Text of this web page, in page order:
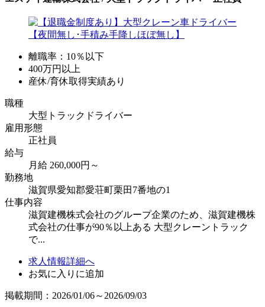
離職率：10％以下
400万円以上
産休/育休取得実績あり
職種
大型トラックドライバー
雇用形態
正社員
給与
月給 260,000円～
勤務地
滋賀県愛知郡愛荘町栗田7番地の1
仕事内容
滋賀建機株式会社のグループ企業のため、滋賀建機株
式会社の仕事が90％以上ある 大型クレーントラック
で...
求人情報詳細へ
お気に入りに追加
掲載期間：2026/01/06～2026/09/03